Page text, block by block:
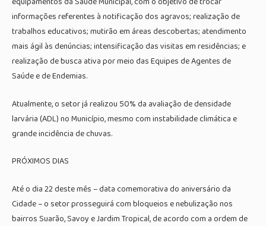
informações referentes à notificação dos agravos; realização de
trabalhos educativos; mutirão em áreas descobertas; atendimento
mais ágil às denúncias; intensificação das visitas em residências; e
realização de busca ativa por meio das Equipes de Agentes de
Saúde e de Endemias.
Atualmente, o setor já realizou 50% da avaliação de densidade
larvária (ADL) no Município, mesmo com instabilidade climática e
grande incidência de chuvas.
PRÓXIMOS DIAS
Até o dia 22 deste mês – data comemorativa do aniversário da
Cidade – o setor prosseguirá com bloqueios e nebulização nos
bairros Suarão, Savoy e Jardim Tropical, de acordo com a ordem de